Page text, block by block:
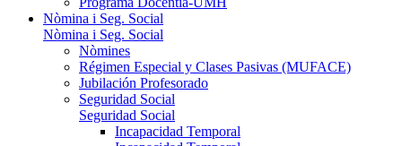
Nòmina i Seg. Social
Nòmina i Seg. Social
Nòmines
Régimen Especial y Clases Pasivas (MUFACE)
Jubilación Profesorado
Seguridad Social
Seguridad Social
Incapacidad Temporal